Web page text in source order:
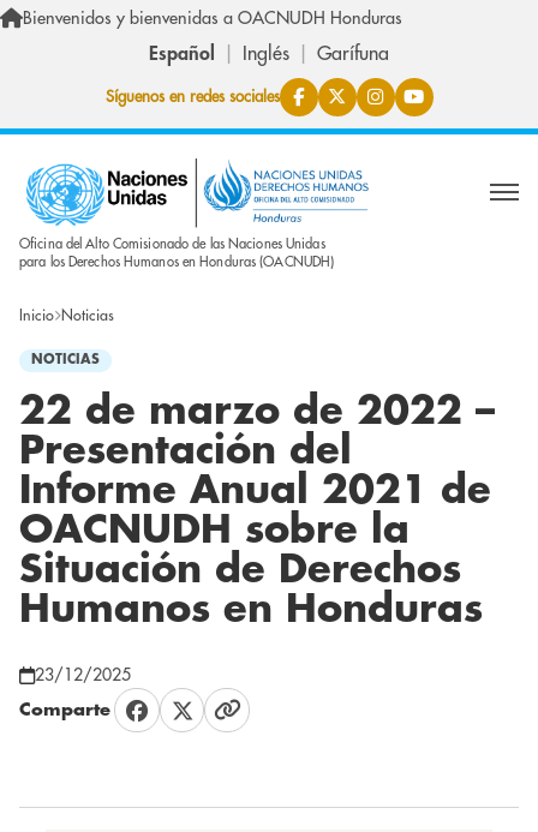
Pasar al contenido principal
Bienvenidos y bienvenidas a OACNUDH Honduras
Español Inglés Garífuna
Síguenos en redes sociales
Oficina del Alto Comisionado de las Naciones Unidas
para los Derechos Humanos en Honduras (OACNUDH)
Inicio Noticias
NOTICIAS
22 de marzo de 2022 –
Presentación del
Informe Anual 2021 de
OACNUDH sobre la
Situación de Derechos
Humanos en Honduras
23/12/2025
Comparte